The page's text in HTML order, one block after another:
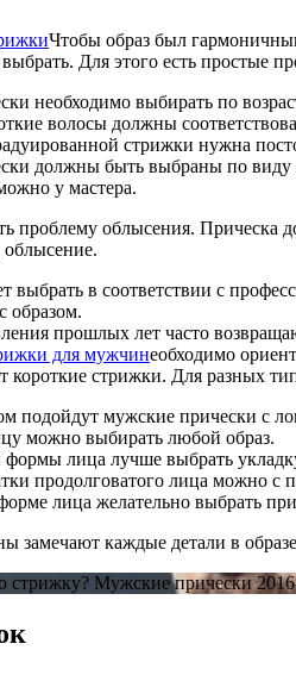
Чтобы образ был
Для этого есть простые
необходимо выбирать по
волосы должны
стрижки нужна
должны быть выбраны по виду
у мастера.
проблему облысения. Прическа
выбрать в соответствии с
образом.
прошлых лет часто
еобходимо
короткие стрижки. Для разных
подойдут мужские прически с
можно выбирать любой образ.
формы лица лучше выбрать
продолговатого лица можно с
лица желательно выбрать
замечают каждые детали в
стрижку? Мужские прически